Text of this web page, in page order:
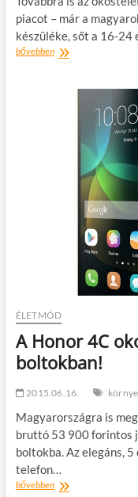
piacot – már a
készüléke, sőt a 16-
bővebbenHuawei
ÉLETMÓD
A Honor 4C
boltokban!
2015.06.16.
Magyarországra is
bruttó 53 900 forintos
boltokba. Az elegáns,
telefon…
bővebbenA